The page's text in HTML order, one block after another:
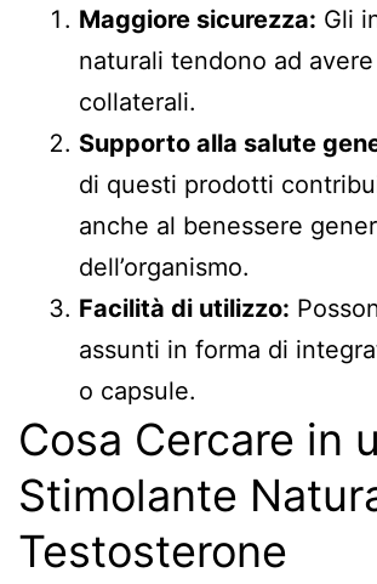
Maggiore sicurezza: Gli
naturali tendono ad
collaterali.
Supporto alla salute
di questi prodotti
anche al benessere
dell’organismo.
Facilità di utilizzo:
assunti in forma di
o capsule.
Cosa Cercare in
Stimolante
Testosterone